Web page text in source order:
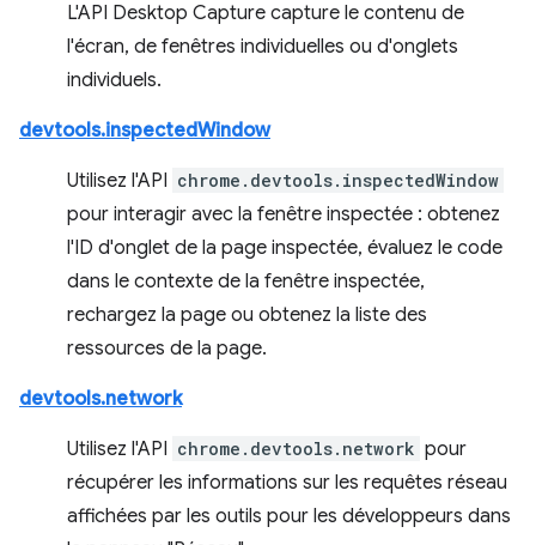
L'API Desktop Capture capture le contenu de
l'écran, de fenêtres individuelles ou d'onglets
individuels.
devtools.inspectedWindow
Utilisez l'API chrome.devtools.inspectedWindow
pour interagir avec la fenêtre inspectée : obtenez
l'ID d'onglet de la page inspectée, évaluez le code
dans le contexte de la fenêtre inspectée,
rechargez la page ou obtenez la liste des
ressources de la page.
devtools.network
Utilisez l'API chrome.devtools.network pour
récupérer les informations sur les requêtes réseau
affichées par les outils pour les développeurs dans